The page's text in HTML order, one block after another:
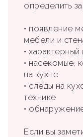
определить
• появление
мебели и
•
• насекомые,
на кухне
• следы на
технике
•
Если вы